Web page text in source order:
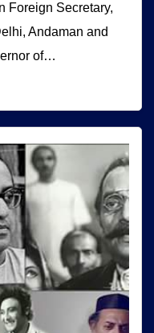
Foreign Secretary,
Andaman and
of…